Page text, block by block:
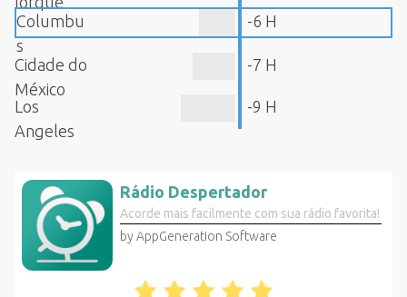
Columbu
s
-6 H
Cidade do
México
-7 H
Los
Angeles
-9 H
Rádio Despertador
Acorde mais facilmente com sua rádio favorita!
by AppGeneration Software